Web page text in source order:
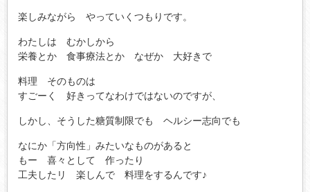
楽しみながら やっていくつもりです。
わたしは むかしから
栄養とか 食事療法とか なぜか 大好きで
料理 そのものは
すごーく 好きってなわけではないのですが、
しかし、そうした糖質制限でも ヘルシー志向でも
なにか「方向性」みたいなものがあると
もー 喜々として 作ったり
工夫したリ 楽しんで 料理をするんです♪